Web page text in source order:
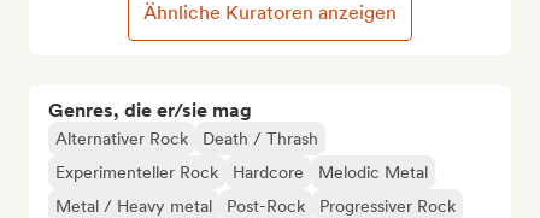
Genres, die er/sie mag
Alternativer Rock
Death / Thrash
Experimenteller Rock
Hardcore
Melodic Metal
Metal / Heavy metal
Post-Rock
Progressiver Rock
Ähnliche Kuratoren anzeigen